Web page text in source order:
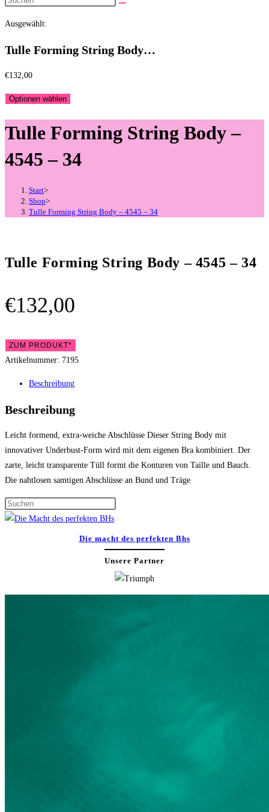
umschalten
durchsuchen
Ausgewählt:
Tulle Forming String Body…
€132,00
Optionen wählen
Tulle Forming String Body –
4545 – 34
Start>
Shop>
Tulle Forming String Body – 4545 – 34
Tulle Forming String Body – 4545 – 34
€132,00
ZUM PRODUKT*
Artikelnummer: 7195
Beschreibung
Beschreibung
Leicht formend, extra-weiche Abschlüsse Dieser String Body mit
innovativer Underbust-Form wird mit dem eigenen Bra kombiniert. Der
zarte, leicht transparente Tüll formt die Konturen von Taille und Bauch.
Die nahtlosen samtigen Abschlüsse an Bund und Träge
close
the
search
panel.
Die macht des perfekten Bhs
Unsere Partner